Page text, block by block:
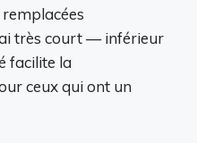
très court — inférieur
facilite la
ceux qui ont un